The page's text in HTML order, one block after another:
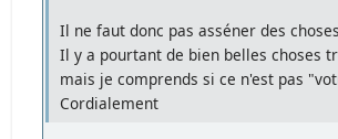
Il ne faut donc pas asséner des
Il y a pourtant de bien belles choses
mais je comprends si ce n'est pas
Cordialement